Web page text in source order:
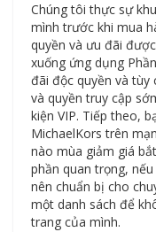
Chúng tôi thực sự
mình trước khi mua
quyền và ưu đãi
xuống ứng dụng
đãi độc quyền và tùy
và quyền truy cập
kiện VIP. Tiếp theo,
MichaelKors trên
nào mùa giảm giá
phần quan trọng,
nên chuẩn bị cho
một danh sách để
trang của mình.